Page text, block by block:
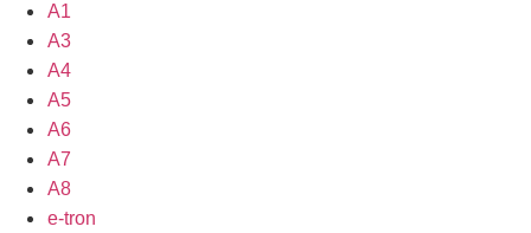
A1
A3
A4
A5
A6
A7
A8
e-tron